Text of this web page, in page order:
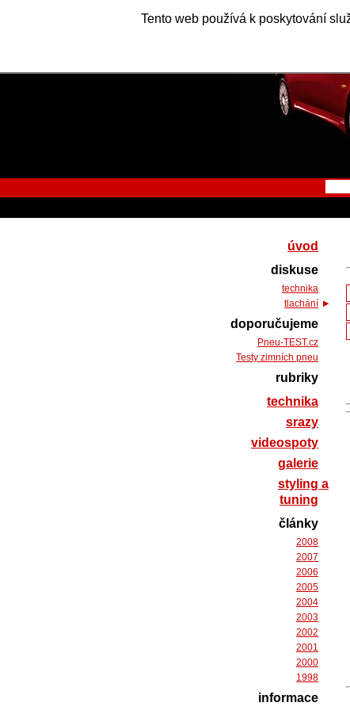
Tento web používá k poskytování
úvod
diskuse
technika
tlachání
doporučujeme
Pneu-TEST.cz
Testy zimních pneu
rubriky
technika
srazy
videospoty
galerie
styling a
tuning
články
2008
2007
2006
2005
2004
2003
2002
2001
2000
1998
informace